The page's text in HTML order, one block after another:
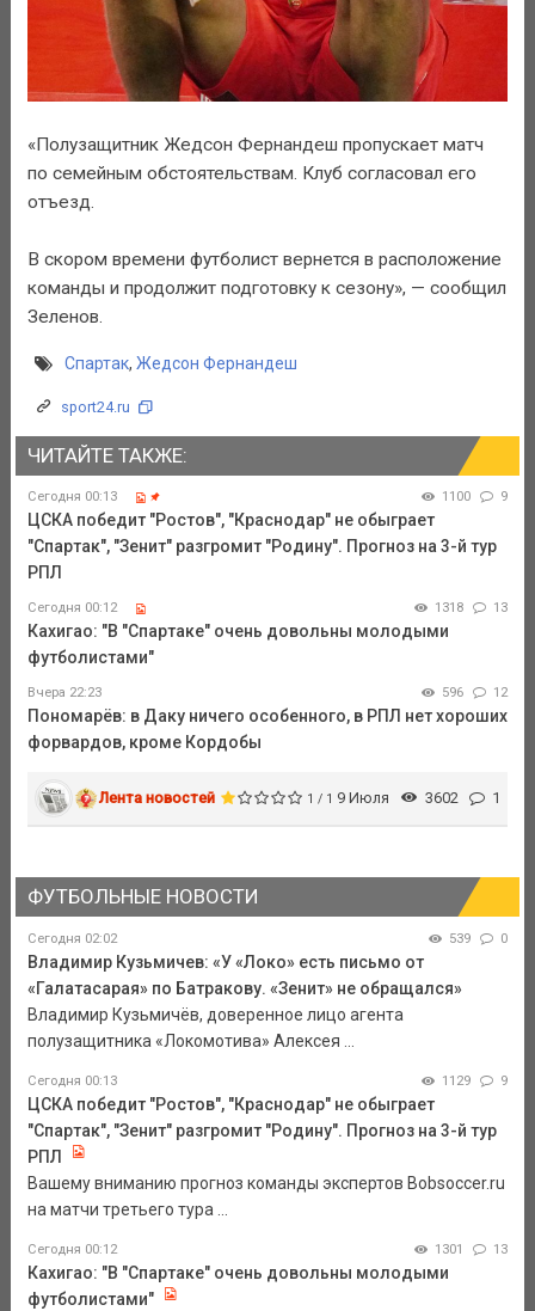
«Полузащитник Жедсон Фернандеш пропускает матч
по семейным обстоятельствам. Клуб согласовал его
отъезд.
В скором времени футболист вернется в расположение
команды и продолжит подготовку к сезону», — сообщил
Зеленов.
Спартак, Жедсон Фернандеш
sport24.ru
ЧИТАЙТЕ ТАКЖЕ:
Сегодня 00:13 1100 9
ЦСКА победит "Ростов", "Краснодар" не обыграет
"Спартак", "Зенит" разгромит "Родину". Прогноз на 3-й тур
РПЛ
Сегодня 00:12 1318 13
Кахигао: "В "Спартаке" очень довольны молодыми
футболистами"
Вчера 22:23 596 12
Пономарёв: в Даку ничего особенного, в РПЛ нет хороших
форвардов, кроме Кордобы
Лента новостей 1 / 1 9 Июля 3602 1
ФУТБОЛЬНЫЕ НОВОСТИ
Сегодня 02:02 539 0
Владимир Кузьмичев: «У «Локо» есть письмо от
«Галатасарая» по Батракову. «Зенит» не обращался»
Владимир Кузьмичёв, доверенное лицо агента
полузащитника «Локомотива» Алексея ...
Сегодня 00:13 1129 9
ЦСКА победит "Ростов", "Краснодар" не обыграет
"Спартак", "Зенит" разгромит "Родину". Прогноз на 3-й тур
РПЛ
Вашему вниманию прогноз команды экспертов Bobsoccer.ru
на матчи третьего тура ...
Сегодня 00:12 1301 13
Кахигао: "В "Спартаке" очень довольны молодыми
футболистами"